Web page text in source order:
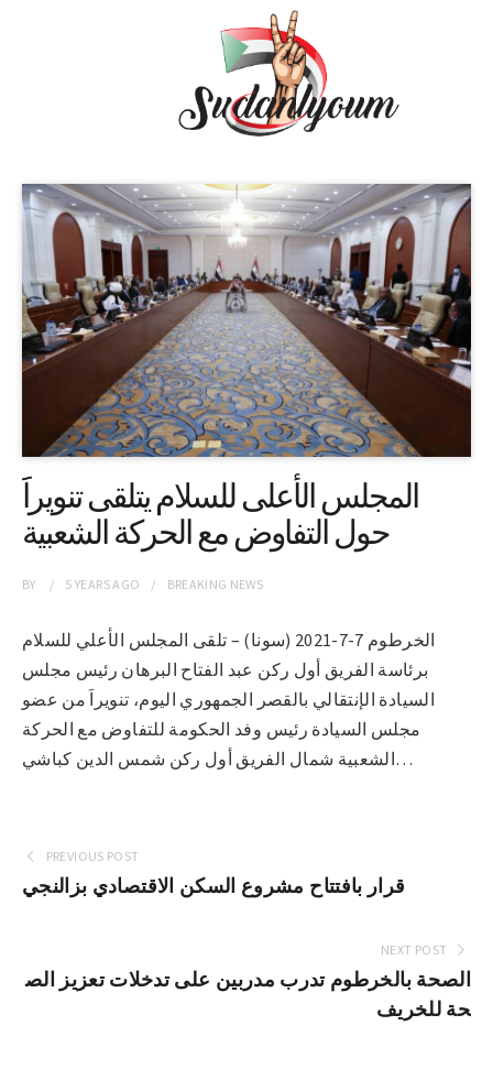
المجلس الأعلى للسلام يتلقى تنويراََ
حول التفاوض مع الحركة الشعبية
BY 5 YEARSAGO BREAKING NEWS
الخرطوم 7-7-2021 (سونا) – تلقى المجلس الأعلي للسلام
برئاسة الفريق أول ركن عبد الفتاح البرهان رئيس مجلس
السيادة الإنتقالي بالقصر الجمهوري اليوم، تنويراَ من عضو
مجلس السيادة رئيس وفد الحكومة للتفاوض مع الحركة
الشعبية شمال الفريق أول ركن شمس الدين كباشي…
PREVIOUS POST
قرار بافتتاح مشروع السكن الاقتصادي بزالنجي
NEXT POST
الصحة بالخرطوم تدرب مدربين على تدخلات تعزيز الص
حة للخريف